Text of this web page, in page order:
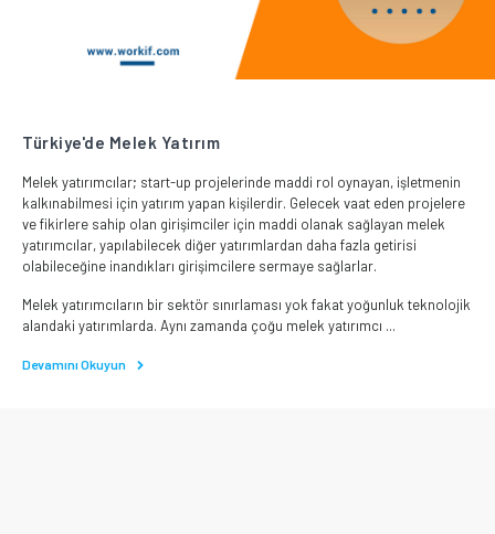
Türkiye'de Melek Yatırım
Melek yatırımcılar; start-up projelerinde maddi rol oynayan, işletmenin
kalkınabilmesi için yatırım yapan kişilerdir. Gelecek vaat eden projelere
ve fikirlere sahip olan girişimciler için maddi olanak sağlayan melek
yatırımcılar, yapılabilecek diğer yatırımlardan daha fazla getirisi
olabileceğine inandıkları girişimcilere sermaye sağlarlar.
Melek yatırımcıların bir sektör sınırlaması yok fakat yoğunluk teknolojik
alandaki yatırımlarda. Aynı zamanda çoğu melek yatırımcı ...
Devamını Okuyun